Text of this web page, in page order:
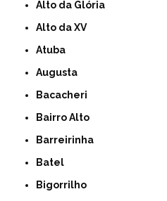
Alto da Glória
Alto da XV
Atuba
Augusta
Bacacheri
Bairro Alto
Barreirinha
Batel
Bigorrilho